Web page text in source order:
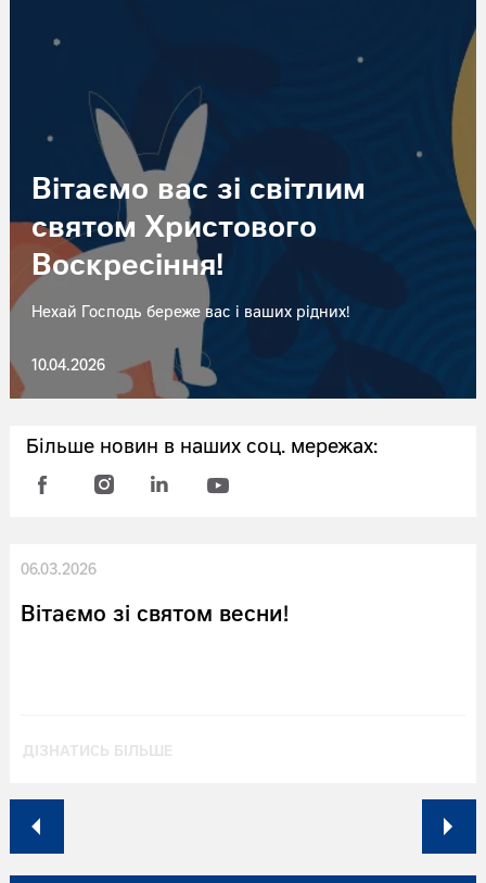
Вітаємо вас зі світлим
святом Христового
Воскресіння!
Нехай Господь береже вас і ваших рідних!
10.04.2026
Більше новин в наших соц. мережах:
06.03.2026
Вітаємо зі святом весни!
ДІЗНАТИСЬ БІЛЬШЕ